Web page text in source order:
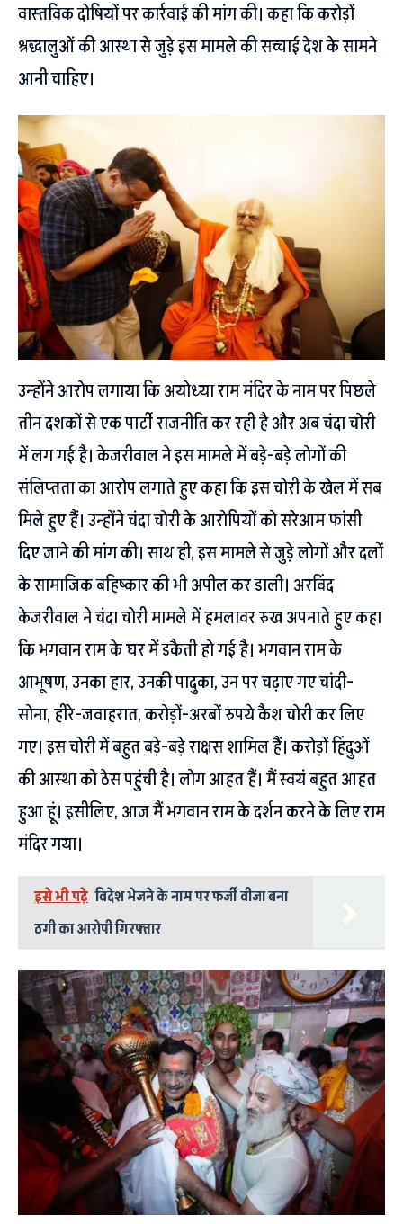
वास्तविक दोषियों पर कार्रवाई की मांग की। कहा कि करोड़ों
श्रद्धालुओं की आस्था से जुड़े इस मामले की सच्चाई देश के सामने
आनी चाहिए।
उन्होंने आरोप लगाया कि अयोध्या राम मंदिर के नाम पर पिछले
तीन दशकों से एक पार्टी राजनीति कर रही है और अब चंदा चोरी
में लग गई है। केजरीवाल ने इस मामले में बड़े-बड़े लोगों की
संलिप्तता का आरोप लगाते हुए कहा कि इस चोरी के खेल में सब
मिले हुए हैं। उन्होंने चंदा चोरी के आरोपियों को सरेआम फांसी
दिए जाने की मांग की। साथ ही, इस मामले से जुड़े लोगों और दलों
के सामाजिक बहिष्कार की भी अपील कर डाली। अरविंद
केजरीवाल ने चंदा चोरी मामले में हमलावर रुख अपनाते हुए कहा
कि भगवान राम के घर में डकैती हो गई है। भगवान राम के
आभूषण, उनका हार, उनकी पादुका, उन पर चढ़ाए गए चांदी-
सोना, हीरे-जवाहरात, करोड़ों-अरबों रुपये कैश चोरी कर लिए
गए। इस चोरी में बहुत बड़े-बड़े राक्षस शामिल हैं। करोड़ों हिंदुओं
की आस्था को ठेस पहुंची है। लोग आहत हैं। मैं स्वयं बहुत आहत
हुआ हूं। इसीलिए, आज मैं भगवान राम के दर्शन करने के लिए राम
मंदिर गया।
इसे भी पढ़े विदेश भेजने के नाम पर फर्जी वीजा बना
ठगी का आरोपी गिरफ्तार